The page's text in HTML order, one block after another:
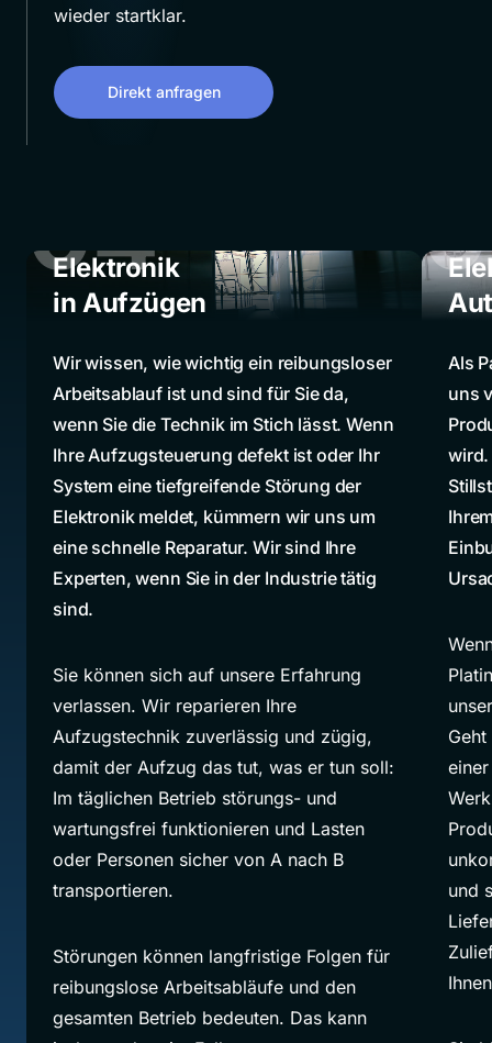
wieder startklar.
Direkt anfragen
04
Elektronik
in Aufzügen
Wir wissen, wie wichtig ein reibungsloser
Arbeitsablauf ist und sind für Sie da,
wenn Sie die Technik im Stich lässt. Wenn
Ihre Aufzugsteuerung defekt ist oder Ihr
System eine tiefgreifende Störung der
Elektronik meldet, kümmern wir uns um
eine schnelle Reparatur. Wir sind Ihre
Experten, wenn Sie in der Industrie tätig
sind.
Sie können sich auf unsere Erfahrung
verlassen. Wir reparieren Ihre
Aufzugstechnik zuverlässig und zügig,
damit der Aufzug das tut, was er tun soll:
Im täglichen Betrieb störungs- und
wartungsfrei funktionieren und Lasten
oder Personen sicher von A nach B
transportieren.
Störungen können langfristige Folgen für
reibungslose Arbeitsabläufe und den
gesamten Betrieb bedeuten. Das kann
Als
uns
wird.
und